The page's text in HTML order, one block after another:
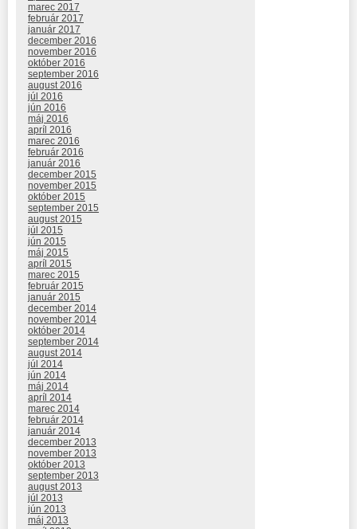
marec 2017
február 2017
január 2017
december 2016
november 2016
október 2016
september 2016
august 2016
júl 2016
jún 2016
máj 2016
apríl 2016
marec 2016
február 2016
január 2016
december 2015
november 2015
október 2015
september 2015
august 2015
júl 2015
jún 2015
máj 2015
apríl 2015
marec 2015
február 2015
január 2015
december 2014
november 2014
október 2014
september 2014
august 2014
júl 2014
jún 2014
máj 2014
apríl 2014
marec 2014
február 2014
január 2014
december 2013
november 2013
október 2013
september 2013
august 2013
júl 2013
jún 2013
máj 2013